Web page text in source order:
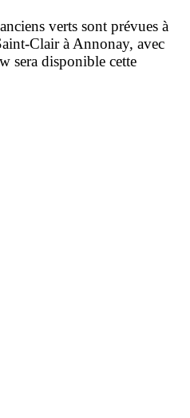
verts sont prévues à
Clair à Annonay, avec
sera disponible cette